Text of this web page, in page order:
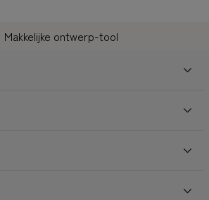
Makkelijke ontwerp-tool